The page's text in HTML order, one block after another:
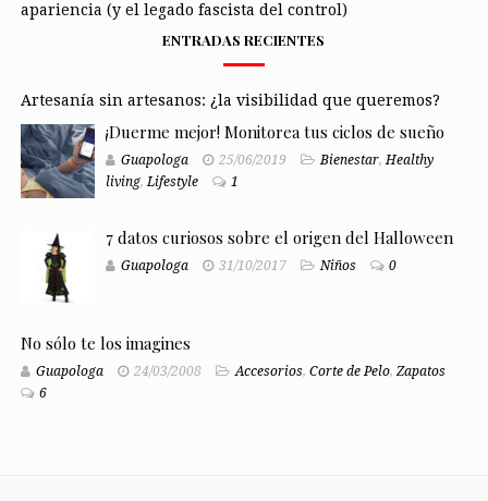
apariencia (y el legado fascista del control)
ENTRADAS RECIENTES
Artesanía sin artesanos: ¿la visibilidad que queremos?
¡Duerme mejor! Monitorea tus ciclos de sueño
Guapologa 25/06/2019 Bienestar,Healthy
living,Lifestyle 1
7 datos curiosos sobre el origen del Halloween
Guapologa 31/10/2017 Niños 0
No sólo te los imagines
Guapologa 24/03/2008 Accesorios, Corte de Pelo, Zapatos
6